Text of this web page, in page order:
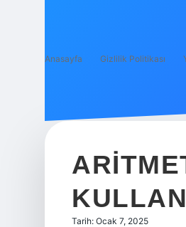
Anasayfa Gizlilik Politikası
Tarih: Ocak 7, 2025